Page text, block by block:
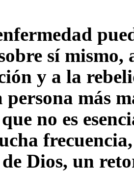
sí mismo,
y a la
persona más
no es
Dios, un